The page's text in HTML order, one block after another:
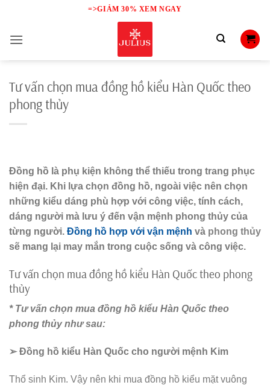
content
=>GIẢM 30% XEM NGAY
Tư vấn chọn mua đồng hồ kiểu Hàn Quốc theo
phong thủy
Đồng hồ là phụ kiện không thể thiếu trong trang phục
hiện đại. Khi lựa chọn đồng hồ, ngoài việc nên chọn
những kiểu dáng phù hợp với công việc, tính cách,
dáng người mà lưu ý đến vận mệnh phong thủy của
từng người. Đồng hồ hợp với vận mệnh và phong thủy
sẽ mang lại may mắn trong cuộc sống và công việc.
Tư vấn chọn mua đồng hồ kiểu Hàn Quốc theo phong
thủy
* Tư vấn chọn mua đồng hồ kiểu Hàn Quốc theo
phong thủynhư sau:
➢ Đồng hồ kiểu Hàn Quốc cho người mệnh Kim
Thổ sinh Kim. Vậy nên khi mua đồng hồ kiểu mặt vuông